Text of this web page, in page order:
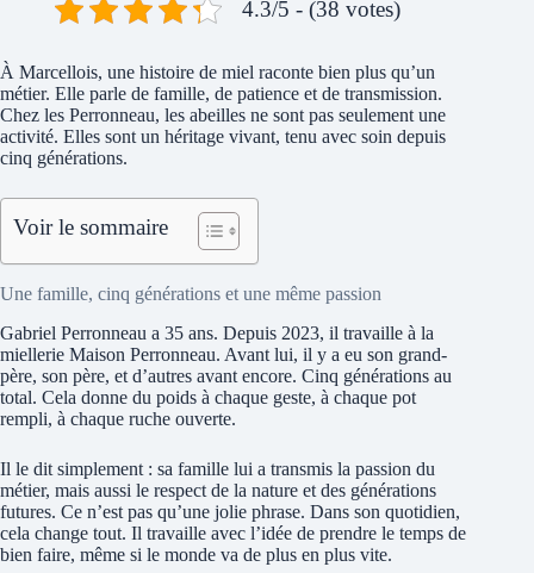
4.3/5 - (38 votes)
À Marcellois, une histoire de miel raconte bien plus qu’un
métier. Elle parle de famille, de patience et de transmission.
Chez les Perronneau, les abeilles ne sont pas seulement une
activité. Elles sont un héritage vivant, tenu avec soin depuis
cinq générations.
Voir le sommaire
Une famille, cinq générations et une même passion
Gabriel Perronneau a 35 ans. Depuis 2023, il travaille à la
miellerie Maison Perronneau. Avant lui, il y a eu son grand-
père, son père, et d’autres avant encore. Cinq générations au
total. Cela donne du poids à chaque geste, à chaque pot
rempli, à chaque ruche ouverte.
Il le dit simplement : sa famille lui a transmis la passion du
métier, mais aussi le respect de la nature et des générations
futures. Ce n’est pas qu’une jolie phrase. Dans son quotidien,
cela change tout. Il travaille avec l’idée de prendre le temps de
bien faire, même si le monde va de plus en plus vite.